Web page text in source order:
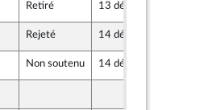
Retiré 13 décembre 2017
Rejeté 14 décembre 2017
Non soutenu 14 décembre 2017